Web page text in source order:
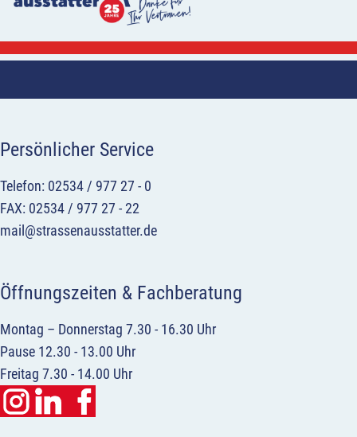
Persönlicher Service
Telefon: 02534 / 977 27 - 0
FAX: 02534 / 977 27 - 22
mail@strassenausstatter.de
Öffnungszeiten & Fachberatung
Montag – Donnerstag 7.30 - 16.30 Uhr
Pause 12.30 - 13.00 Uhr
Freitag 7.30 - 14.00 Uhr